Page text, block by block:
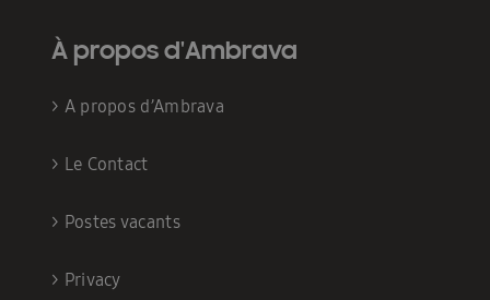
À propos d'Ambrava
> A propos d’Ambrava
> Le Contact
> Postes vacants
> Privacy